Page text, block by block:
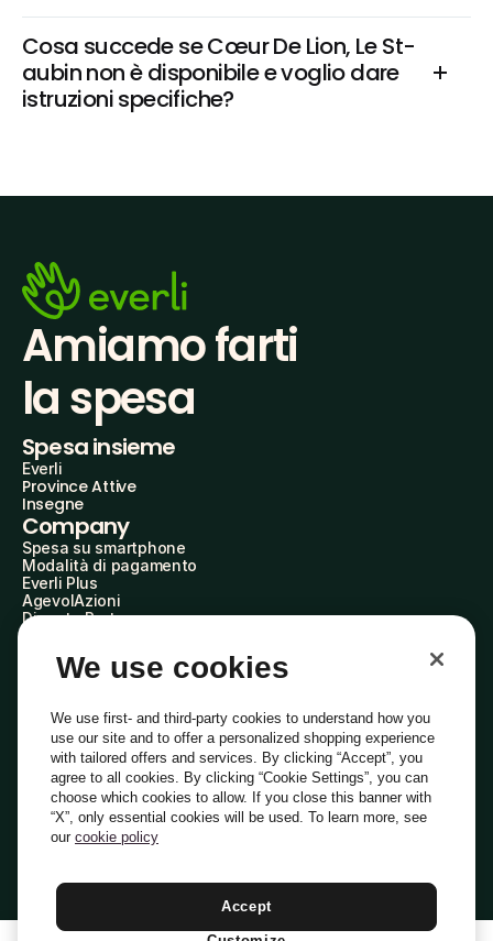
Cosa succede se Cœur De Lion, Le St-
aubin non è disponibile e voglio dare
istruzioni specifiche?
Amiamo farti
la spesa
Spesa insieme
Everli
Province Attive
Insegne
Company
Spesa su smartphone
Modalità di pagamento
Everli Plus
AgevolAzioni
Diventa Partner
Everli Shoppers
About Us
Everli News
Domande frequenti
Lavora con noi
Diventa Shopper
Investitori
PrivacyCookiePreferenze Cookie
Termini e CondizioniCodice Etico
Indirizzo PEC: everli@pec.it - indirizzo DPO: dpo@everli.com
Italiano
We use cookies
We use first- and third-party cookies to understand how you
use our site and to offer a personalized shopping experience
with tailored offers and services. By clicking “Accept”, you
agree to all cookies. By clicking “Cookie Settings”, you can
choose which cookies to allow. If you close this banner with
“X”, only essential cookies will be used. To learn more, see
our cookie policy
Accept